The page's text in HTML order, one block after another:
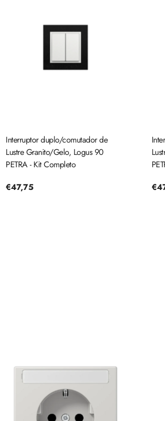
Interruptor duplo/comutador de
Lustre Granito/Gelo, Logus 90
PETRA - Kit Completo
Preço
€47,75